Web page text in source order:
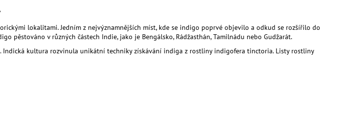
lokalitami. Jedním z nejvýznamnějších míst, kde se indigo poprvé objevilo a odkud se rozšířilo do
pěstováno v různých částech Indie, jako je Bengálsko, Rádžasthán, Tamilnádu nebo Gudžarát.
kultura rozvinula unikátní techniky získávání indiga z rostliny indigofera tinctoria. Listy rostliny